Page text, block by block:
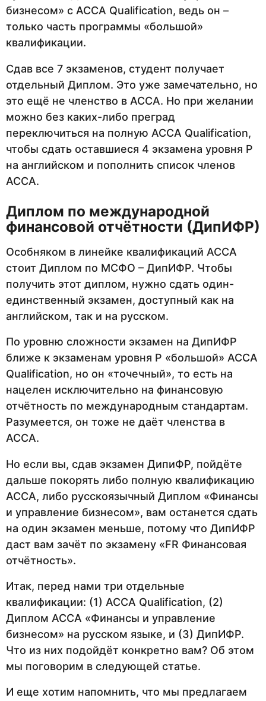
бизнесом» с ACCA Qualification, ведь он –
только часть программы «большой»
квалификации.
Сдав все 7 экзаменов, студент получает
отдельный Диплом. Это уже замечательно, но
это ещё не членство в АССА. Но при желании
можно без каких-либо преград
переключиться на полную ACCA Qualification,
чтобы сдать оставшиеся 4 экзамена уровня P
на английском и пополнить список членов
АССА.
Диплом по международной
финансовой отчётности (ДипИФР)
Особняком в линейке квалификаций АССА
стоит Диплом по МСФО – ДипИФР. Чтобы
получить этот диплом, нужно сдать один-
единственный экзамен, доступный как на
английском, так и на русском.
По уровню сложности экзамен на ДипИФР
ближе к экзаменам уровня P «большой» ACCA
Qualification, но он «точечный», то есть на
нацелен исключительно на финансовую
отчётность по международным стандартам.
Разумеется, он тоже не даёт членства в
АССА.
Но если вы, сдав экзамен ДипиФР, пойдёте
дальше покорять либо полную квалификацию
АССА, либо русскоязычный Диплом «Финансы
и управление бизнесом», вам останется сдать
на один экзамен меньше, потому что ДипИФР
даст вам зачёт по экзамену «FR Финансовая
отчётность».
Итак, перед нами три отдельные
квалификации: (1) ACCA Qualification, (2)
Диплом АССА «Финансы и управление
бизнесом» на русском языке, и (3) ДипИФР.
Что из них подойдёт конкретно вам? Об этом
мы поговорим в следующей статье.
И еще хотим напомнить, что мы предлагаем